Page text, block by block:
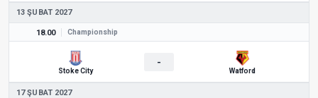
13 ŞUBAT 2027
18.00 Championship
Stoke City
-
Watford
17 ŞUBAT 2027